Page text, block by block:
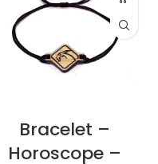
Bracelet –
Horoscope –